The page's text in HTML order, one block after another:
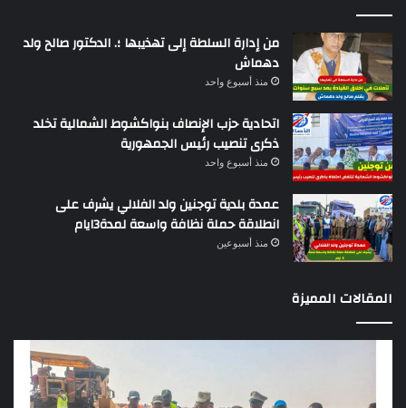
من إدارة السلطة إلى تهذيبها ؛. الدكتور صالح ولد
دهماش
منذ أسبوع واحد
اتحادية حزب الإنصاف بنواكشوط الشمالية تخلد
ذكرى تنصيب رئيس الجمهورية
منذ أسبوع واحد
عمدة بلدية توجنين ولد الفلالي يشرف على
انطلاقة حملة نظافة واسعة لمدة3ايام
منذ أسبوعين
المقالات المميزة